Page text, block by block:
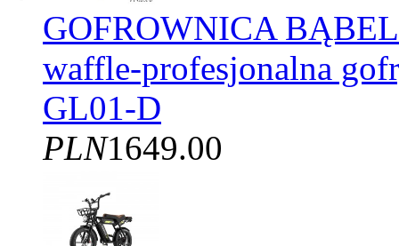
GOFROWNICA
waffle-profesjonalna
GL01-D
PLN1649.00